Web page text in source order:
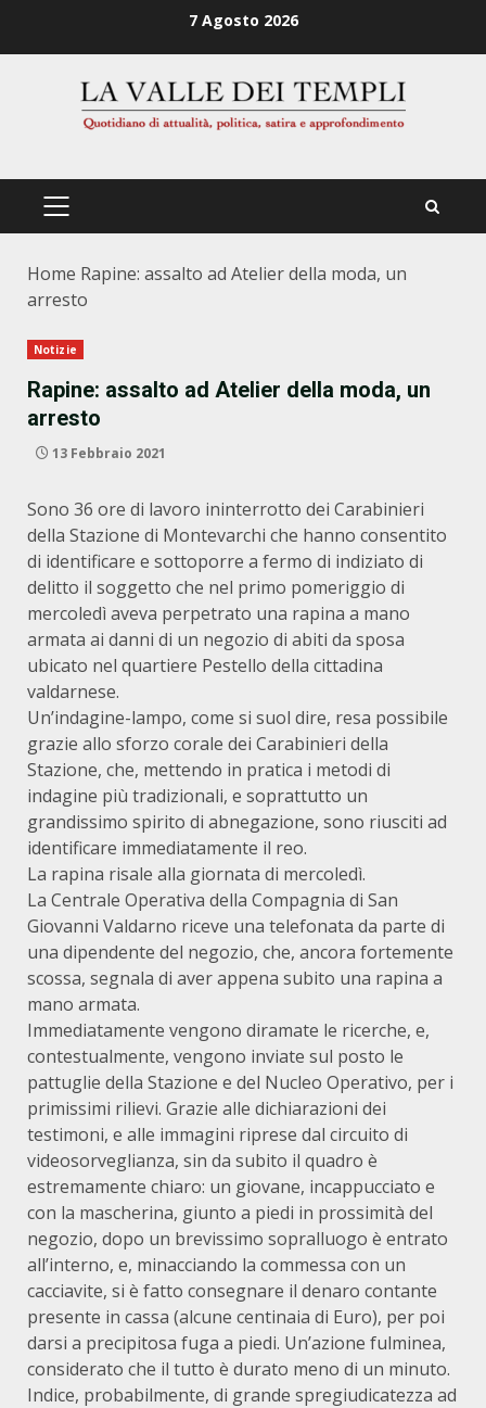
7 Agosto 2026
PRIMÄRES
Home Rapine: assalto ad Atelier della moda, un
arresto
Notizie
Rapine: assalto ad Atelier della moda, un
arresto
13 Febbraio 2021
Sono 36 ore di lavoro ininterrotto dei Carabinieri
della Stazione di Montevarchi che hanno consentito
di identificare e sottoporre a fermo di indiziato di
delitto il soggetto che nel primo pomeriggio di
mercoledì aveva perpetrato una rapina a mano
armata ai danni di un negozio di abiti da sposa
ubicato nel quartiere Pestello della cittadina
valdarnese.
Un’indagine-lampo, come si suol dire, resa possibile
grazie allo sforzo corale dei Carabinieri della
Stazione, che, mettendo in pratica i metodi di
indagine più tradizionali, e soprattutto un
grandissimo spirito di abnegazione, sono riusciti ad
identificare immediatamente il reo.
La rapina risale alla giornata di mercoledì.
La Centrale Operativa della Compagnia di San
Giovanni Valdarno riceve una telefonata da parte di
una dipendente del negozio, che, ancora fortemente
scossa, segnala di aver appena subito una rapina a
mano armata.
Immediatamente vengono diramate le ricerche, e,
contestualmente, vengono inviate sul posto le
pattuglie della Stazione e del Nucleo Operativo, per i
primissimi rilievi. Grazie alle dichiarazioni dei
testimoni, e alle immagini riprese dal circuito di
videosorveglianza, sin da subito il quadro è
estremamente chiaro: un giovane, incappucciato e
con la mascherina, giunto a piedi in prossimità del
negozio, dopo un brevissimo sopralluogo è entrato
all’interno, e, minacciando la commessa con un
cacciavite, si è fatto consegnare il denaro contante
presente in cassa (alcune centinaia di Euro), per poi
darsi a precipitosa fuga a piedi. Un’azione fulminea,
considerato che il tutto è durato meno di un minuto.
Indice, probabilmente, di grande spregiudicatezza ad